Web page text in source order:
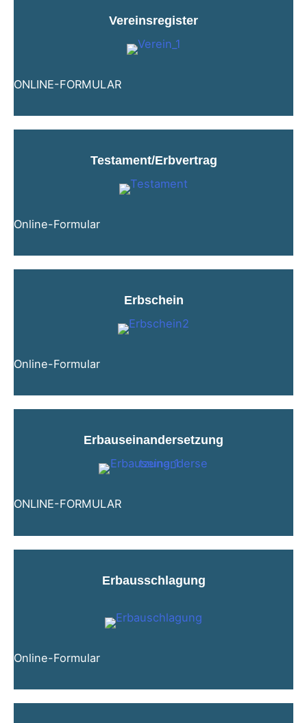
Vereinsregister
ONLINE-FORMULAR
Testament/Erbvertrag
Online-Formular
Erbschein
Online-Formular
Erbauseinandersetzung
ONLINE-FORMULAR
Erbausschlagung
Online-Formular